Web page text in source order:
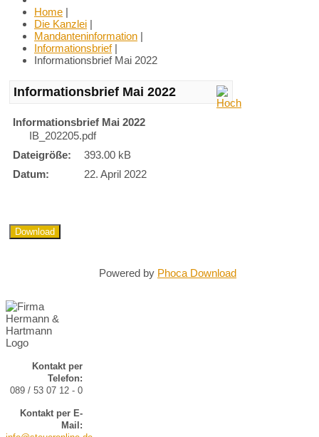
Home |
Die Kanzlei |
Mandanteninformation |
Informationsbrief |
Informationsbrief Mai 2022
Kontakt per
Telefon:
089 / 53 07 12 - 0
Kontakt per E-
Mail:
Informationsbrief Mai 2022
Informationsbrief Mai 2022
IB_202205.pdf
Dateigröße:
393.00 kB
Datum:
22. April 2022
Powered by Phoca Download